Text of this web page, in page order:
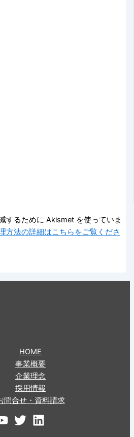
するために Akismet を使っていま
方法の詳細はこちらをご覧くださ
HOME
事業概要
企業理念
採用情報
問合せ・資料請求